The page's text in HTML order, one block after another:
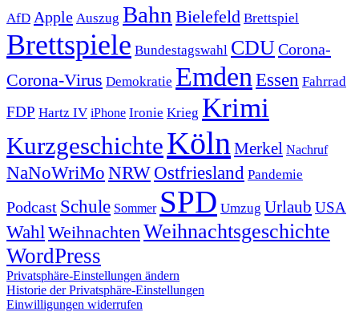
AfD Apple Auszug Bahn Bielefeld Brettspiel
Brettspiele Bundestagswahl CDUCorona-
Corona-Virus Demokratie Emden Essen Fahrrad
FDP Hartz IV iPhone Ironie Krieg Krimi
KurzgeschichteKöln Merkel Nachruf
NaNoWriMo NRWOstfriesland Pandemie
Podcast Schule Sommer SPD Umzug Urlaub USA
Wahl Weihnachten Weihnachtsgeschichte
WordPress
Privatsphäre-Einstellungen ändern
Historie der Privatsphäre-Einstellungen
Einwilligungen widerrufen